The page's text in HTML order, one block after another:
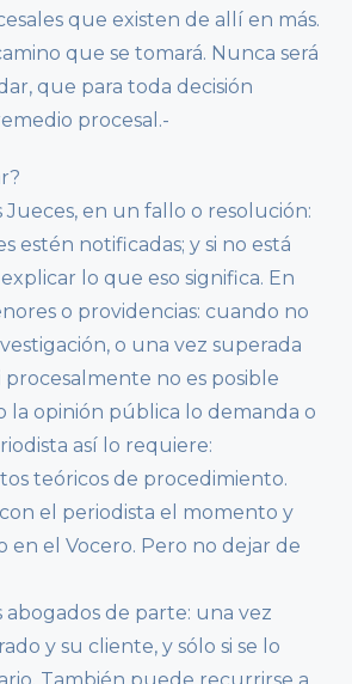
que existen de allí en más.
que se tomará. Nunca será
que para toda decisión
procesal.-
Jueces, en un fallo o resolución:
estén notificadas; y si no está
lo que eso significa. En
o providencias: cuando no
o una vez superada
procesalmente no es posible
la opinión pública lo demanda o
así lo requiere:
teóricos de procedimiento.
el periodista el momento y
en el Vocero. Pero no dejar de
abogados de parte: una vez
y su cliente, y sólo si se lo